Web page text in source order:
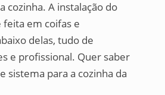
cozinha. A instalação do
em coifas e
delas, tudo de
e profissional. Quer saber
sistema para a cozinha da